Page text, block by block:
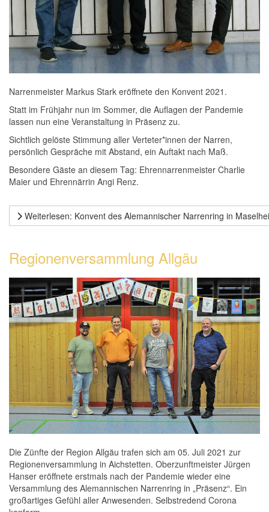
Narrenmeister Markus Stark eröffnete den Konvent 2021.
Statt im Frühjahr nun im Sommer, die Auflagen der Pandemie
lassen nun eine Veranstaltung in Präsenz zu.
Sichtlich gelöste Stimmung aller Verteter*innen der Narren,
persönlich Gespräche mit Abstand, ein Auftakt nach Maß.
Besondere Gäste an diesem Tag: Ehrennarrenmeister Charlie
Maier und Ehrennärrin Angi Renz.
Weiterlesen: Konvent des Alemannischer Narrenring in
Regionenversammlung Allgäu
Die Zünfte der Region Allgäu trafen sich am 05. Juli 2021 zur
Regionenversammlung in Aichstetten. Oberzunftmeister Jürgen
Hanser eröffnete erstmals nach der Pandemie wieder eine
Versammlung des Alemannischen Narrenring in „Präsenz“. Ein
großartiges Gefühl aller Anwesenden. Selbstredend Corona